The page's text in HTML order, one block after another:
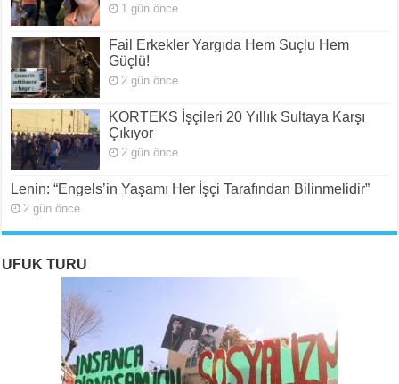
1 gün önce
Fail Erkekler Yargıda Hem Suçlu Hem
Güçlü!
2 gün önce
KORTEKS İşçileri 20 Yıllık Sultaya Karşı
Çıkıyor
2 gün önce
Lenin: “Engels’in Yaşamı Her İşçi Tarafından Bilinmelidir”
2 gün önce
UFUK TURU